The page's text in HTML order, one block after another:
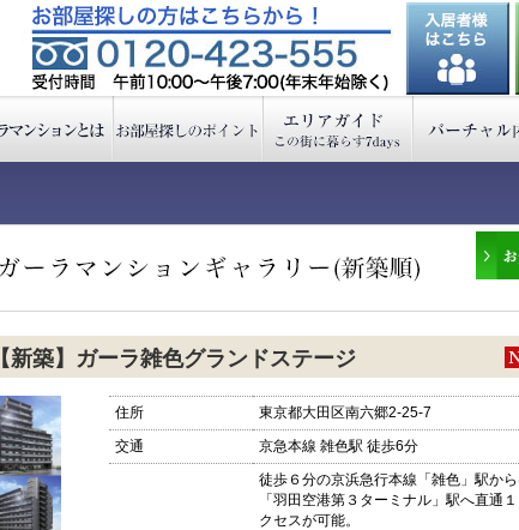
【新築】ガーラ雑色グランドステージ
住所
東京都大田区南六郷2-25-7
交通
京急本線 雑色駅 徒歩6分
徒歩６分の京浜急行本線「雑色」駅か
「羽田空港第３ターミナル」駅へ直通
クセスが可能。